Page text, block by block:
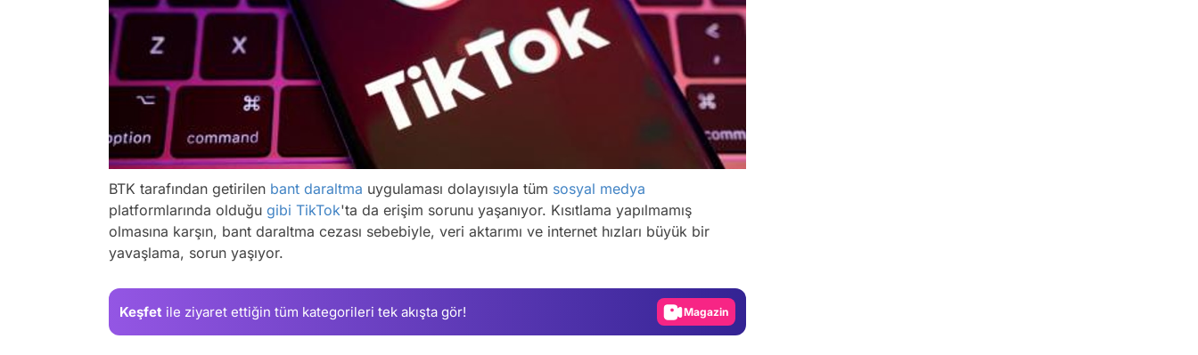
BTK tarafından getirilen bant daraltma uygulaması dolayısıyla tüm sosyal medya
platformlarında olduğu gibi TikTok'ta da erişim sorunu yaşanıyor. Kısıtlama yapılmamış
olmasına karşın, bant daraltma cezası sebebiyle, veri aktarımı ve internet hızları büyük bir
yavaşlama, sorun yaşıyor.
Keşfet ile ziyaret ettiğin tüm kategorileri tek akışta gör!
Magazin
Video